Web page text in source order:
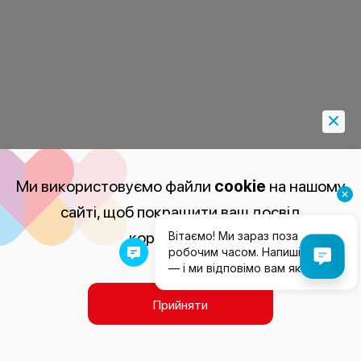
Ми використовуємо файли cookie на нашому
сайті, щоб покращити ваш досвід
користування.
Прийняти